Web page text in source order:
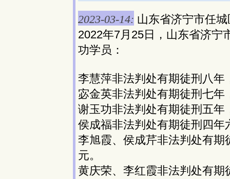
2023-03-14: 山东省济宁市任
2022年7月25日，山东省济宁
功学员：
李慧萍非法判处有期徒刑八
宓金英非法判处有期徒刑七年
谢玉功非法判处有期徒刑五年
侯成福非法判处有期徒刑四
李旭霞、侯成芹非法判处有
元。
黄庆荣、李红霞非法判处有